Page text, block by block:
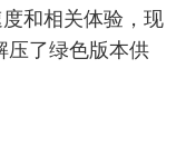
和相关体验，现
压了绿色版本供